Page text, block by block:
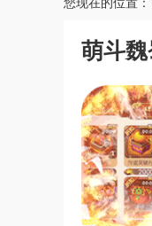
您现在的位置：
萌斗魏